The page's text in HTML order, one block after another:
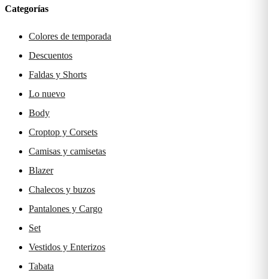
Categorías
Colores de temporada
Descuentos
Faldas y Shorts
Lo nuevo
Body
Croptop y Corsets
Camisas y camisetas
Blazer
Chalecos y buzos
Pantalones y Cargo
Set
Vestidos y Enterizos
Tabata